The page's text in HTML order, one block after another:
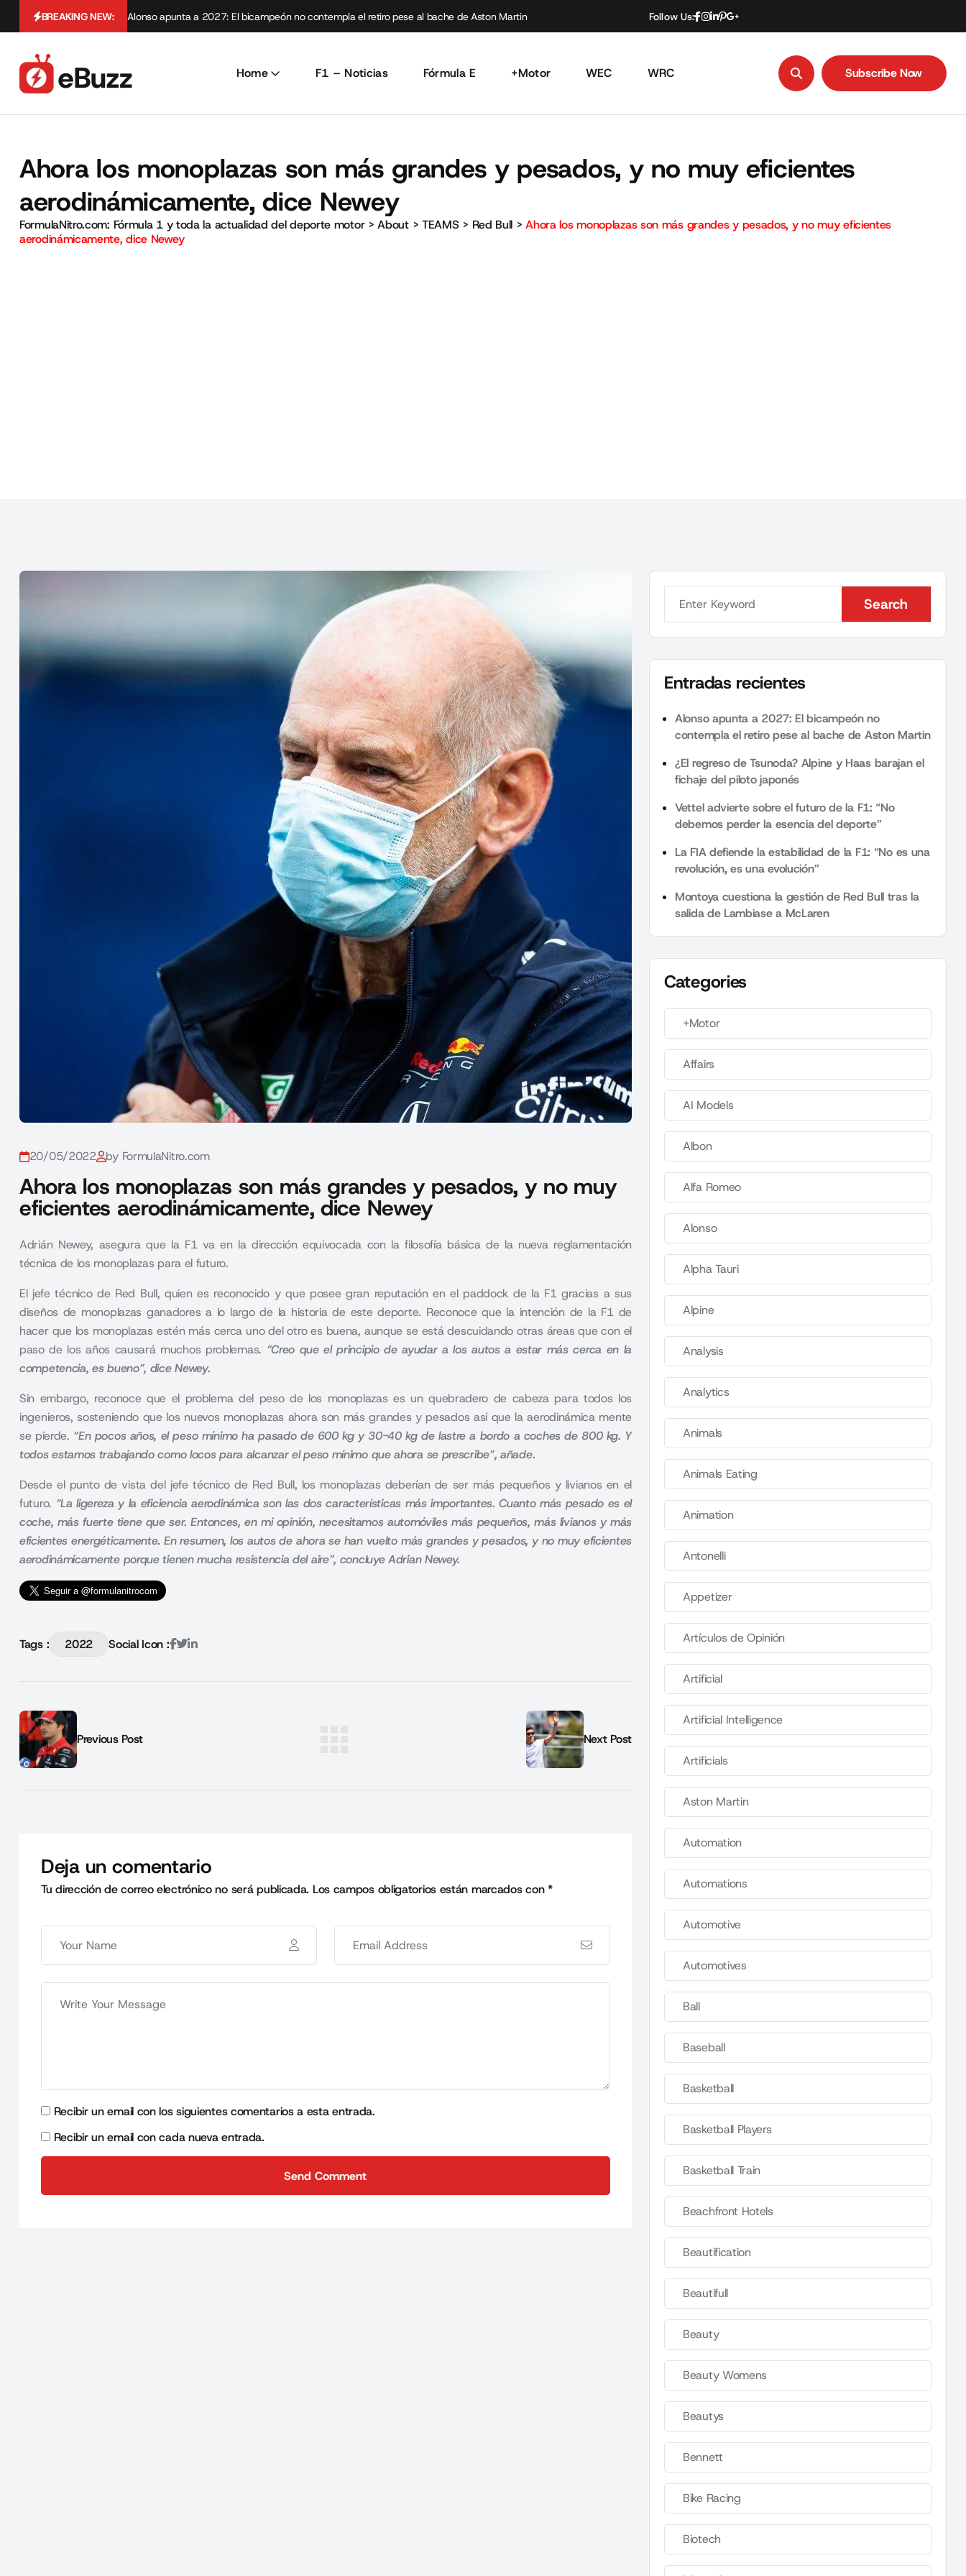
BREAKING NEW: Alonso apunta a 2027: El bicampeón no contempla el retiro pese al bache de Aston Martin Follow Us:
Home F1 – Noticias Fórmula E +Motor WEC WRC Subscribe Now
Ahora los monoplazas son más grandes y pesados, y no muy eficientes
aerodinámicamente, dice Newey
FormulaNitro.com: Fórmula 1 y toda la actualidad del deporte motor>About> TEAMS > Red Bull >Ahora los monoplazas son más grandes y pesados, y no muy eficientes
aerodinámicamente, dice Newey
20/05/2022 by FormulaNitro.com
Ahora los monoplazas son más grandes y pesados, y no muy
eficientes aerodinámicamente, dice Newey
Adrián Newey, asegura que la F1 va en la dirección equivocada con la filosofía básica de la nueva reglamentación
técnica de los monoplazas para el futuro.
El jefe técnico de Red Bull, quien es reconocido y que posee gran reputación en el paddock de la F1 gracias a sus
diseños de monoplazas ganadores a lo largo de la historia de este deporte. Reconoce que la intención de la F1 de
hacer que los monoplazas estén más cerca uno del otro es buena, aunque se está descuidando otras áreas que con el
paso de los años causará muchos problemas. “Creo que el principio de ayudar a los autos a estar más cerca en la
competencia, es bueno”, dice Newey.
Sin embargo, reconoce que el problema del peso de los monoplazas es un quebradero de cabeza para todos los
ingenieros, sosteniendo que los nuevos monoplazas ahora son más grandes y pesados así que la aerodinámica mente
se pierde. “En pocos años, el peso mínimo ha pasado de 600 kg y 30-40 kg de lastre a bordo a coches de 800 kg. Y
todos estamos trabajando como locos para alcanzar el peso mínimo que ahora se prescribe”, añade.
Desde el punto de vista del jefe técnico de Red Bull, los monoplazas deberían de ser más pequeños y livianos en el
futuro. “La ligereza y la eficiencia aerodinámica son las dos características más importantes. Cuanto más pesado es el
coche, más fuerte tiene que ser. Entonces, en mi opinión, necesitamos automóviles más pequeños, más livianos y más
eficientes energéticamente. En resumen, los autos de ahora se han vuelto más grandes y pesados, y no muy eficientes
aerodinámicamente porque tienen mucha resistencia del aire”, concluye Adrian Newey.
Tags : 2022 Social Icon :
Previous Post Next Post
Deja un comentario
Tu dirección de correo electrónico no será publicada. Los campos obligatorios están marcados con*
Recibir un email con los siguientes comentarios a esta entrada.
Recibir un email con cada nueva entrada.
Send Comment
Search
Search
Entradas recientes
Alonso apunta a 2027: El bicampeón no
contempla el retiro pese al bache de Aston Martin
¿El regreso de Tsunoda? Alpine y Haas barajan el
fichaje del piloto japonés
Vettel advierte sobre el futuro de la F1: “No
debemos perder la esencia del deporte”
La FIA defiende la estabilidad de la F1: “No es una
revolución, es una evolución”
Montoya cuestiona la gestión de Red Bull tras la
salida de Lambiase a McLaren
Categories
+Motor
Affairs
AI Models
Albon
Alfa Romeo
Alonso
Alpha Tauri
Alpine
Analysis
Analytics
Animals
Animals Eating
Animation
Antonelli
Appetizer
Artículos de Opinión
Artificial
Artificial Intelligence
Artificials
Aston Martin
Automation
Automations
Automotive
Automotives
Ball
Baseball
Basketball
Basketball Players
Basketball Train
Beachfront Hotels
Beautification
Beautifull
Beauty
Beauty Womens
Beautys
Bennett
Bike Racing
Biotech